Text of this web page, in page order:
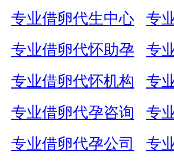
专业借卵代生中心
专
专业借卵代怀助孕
专
专业借卵代怀机构
专
专业借卵代孕咨询
专
专业借卵代孕公司
专